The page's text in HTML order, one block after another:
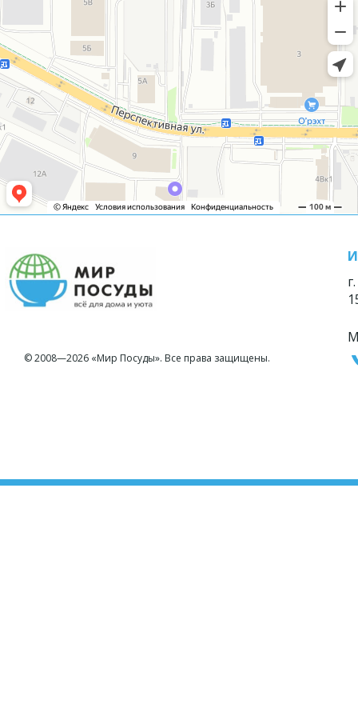
© 2008—2026 «Мир Посуды». Все права защищены.